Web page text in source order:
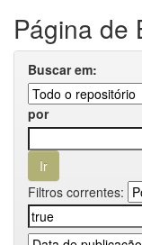
Página de
Buscar em:
por
Filtros correntes: